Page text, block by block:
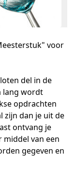
voor
del in de
lang wordt
opdrachten
zijn dan je uit de
ontvang je
van een
gegeven en